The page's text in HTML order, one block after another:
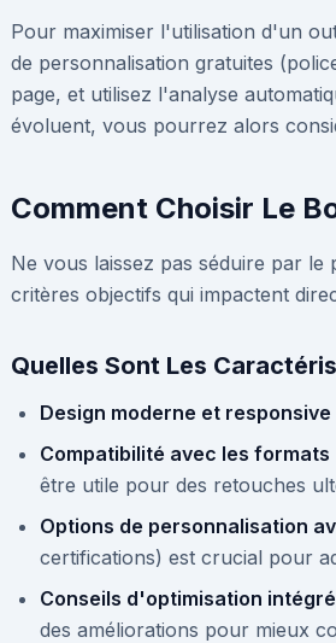
Pour maximiser l'utilisation d'un
de personnalisation gratuites
page, et utilisez l'analyse
évoluent, vous pourrez alors
Comment Choisir Le
Ne vous laissez pas séduire par
critères objectifs qui impactent
Quelles Sont Les
Design moderne et responsive
Compatibilité avec les formats
être utile pour des retouches
Options de personnalisation
certifications) est crucial pour
Conseils d'optimisation
des améliorations pour mieux